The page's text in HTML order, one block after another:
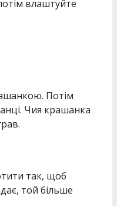
влаштуйте
Потім
Чия крашанка
так, щоб
той більше